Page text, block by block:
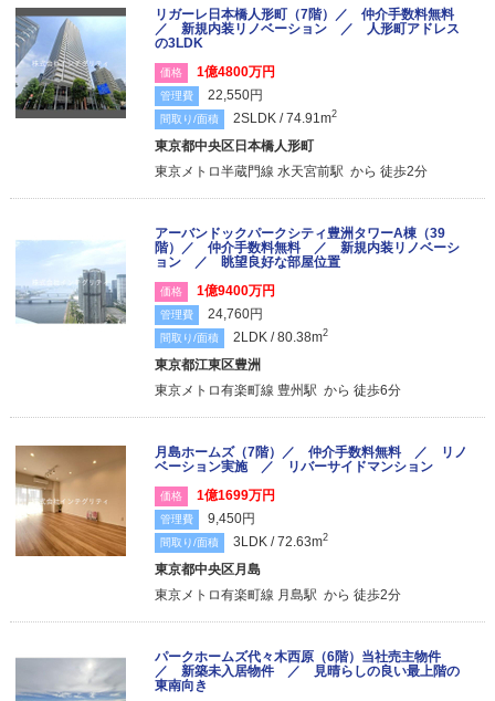
リガーレ日本橋人形町（7階）／ 仲介手数料無料
／ 新規内装リノベーション ／ 人形町アドレス
の3LDK
価格 1億4800万円
管理費 22,550円
間取り/面積 2SLDK / 74.91m2
東京都中央区日本橋人形町
東京メトロ半蔵門線 水天宮前駅 から 徒歩2分
アーバンドックパークシティ豊洲タワーA棟（39
階）／ 仲介手数料無料 ／ 新規内装リノベーシ
ョン ／ 眺望良好な部屋位置
価格 1億9400万円
管理費 24,760円
間取り/面積 2LDK / 80.38m2
東京都江東区豊洲
東京メトロ有楽町線 豊州駅 から 徒歩6分
月島ホームズ（7階）／ 仲介手数料無料 ／ リノ
ベーション実施 ／ リバーサイドマンション
価格 1億1699万円
管理費 9,450円
間取り/面積 3LDK / 72.63m2
東京都中央区月島
東京メトロ有楽町線 月島駅 から 徒歩2分
パークホームズ代々木西原（6階）当社売主物件
／ 新築未入居物件 ／ 見晴らしの良い最上階の
東南向き